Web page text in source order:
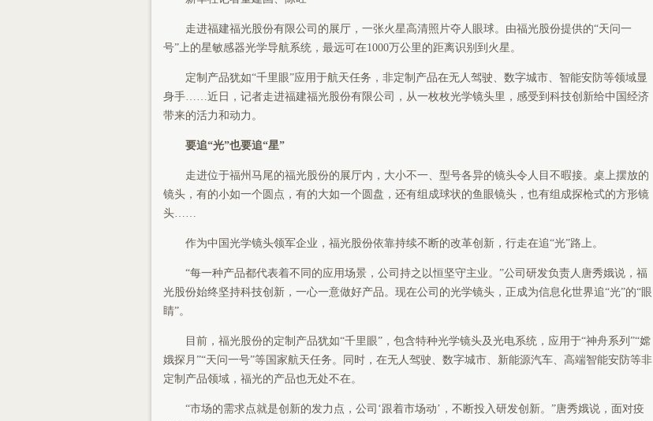
走进福建福光股份有限公司的展厅，一张火星高清照片夺人眼球。由福光股份提供的“天问一
号”上的星敏感器光学导航系统，最远可在1000万公里的距离识别到火星。
定制产品犹如“千里眼”应用于航天任务，非定制产品在无人驾驶、数字城市、智能安防等领域显
身手……近日，记者走进福建福光股份有限公司，从一枚枚光学镜头里，感受到科技创新给中国经济
带来的活力和动力。
要追“光”也要追“星”
走进位于福州马尾的福光股份的展厅内，大小不一、型号各异的镜头令人目不暇接。桌上摆放的
镜头，有的小如一个圆点，有的大如一个圆盘，还有组成球状的鱼眼镜头，也有组成探枪式的方形镜
头……
作为中国光学镜头领军企业，福光股份依靠持续不断的改革创新，行走在追“光”路上。
“每一种产品都代表着不同的应用场景，公司持之以恒坚守主业。”公司研发负责人唐秀娥说，福
光股份始终坚持科技创新，一心一意做好产品。现在公司的光学镜头，正成为信息化世界追“光”的“眼
睛”。
目前，福光股份的定制产品犹如“千里眼”，包含特种光学镜头及光电系统，应用于“神舟系列”“嫦
娥探月”“天问一号”等国家航天任务。同时，在无人驾驶、数字城市、新能源汽车、高端智能安防等非
定制产品领域，福光的产品也无处不在。
“市场的需求点就是创新的发力点，公司‘跟着市场动’，不断投入研发创新。”唐秀娥说，面对疫